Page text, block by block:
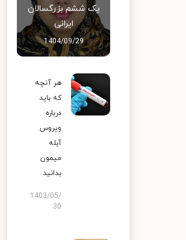
یک ششم بزرگسالان
ایرانی
1404/09/29
هر آنچه
که باید
درباره
ویروس
آبله
میمون
بدانید
1403/05/
30